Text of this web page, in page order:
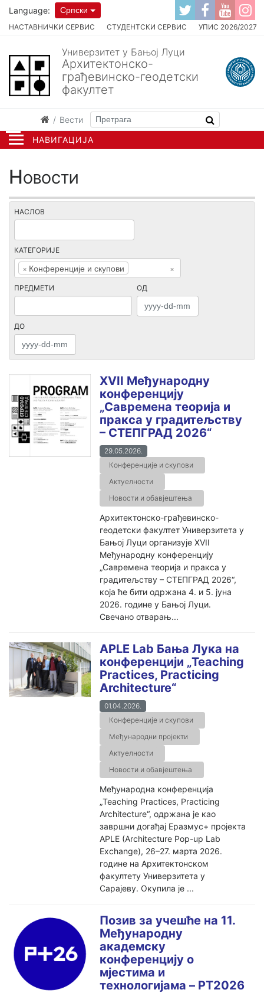
НАВИГАЦИЈА
НАСТАВНИЧКИ СЕРВИС СТУДЕНТСКИ СЕРВИС УПИС 2026/2027
Language: Српски
Универзитет у Бањој Луци
Архитектонско-
грађевинско-геодетски
факултет
Вести
Новости
НАСЛОВ
КАТЕГОРИЈЕ
×
× Конференције и скупови
ПРЕДМЕТИ ОД
ДО
XVII Међународну
конференцију
„Савремена теорија и
пракса у градитељству
– СТЕПГРАД 2026“
29.05.2026.
Конференције и скупови
Актуелности
Новости и обавјештења
Архитектонско-грађевинско-
геодетски факултет Универзитета у
Бањој Луци организује XVII
Међународну конференцију
„Савремена теорија и пракса у
градитељству – СТЕПГРАД 2026“,
која ће бити одржана 4. и 5. јуна
2026. године у Бањој Луци.
Свечано отварањ...
APLE Lab Бања Лука на
конференцији „Teaching
Practices, Practicing
Architecture“
01.04.2026.
Конференције и скупови
Међународни пројекти
Актуелности
Новости и обавјештења
Међународна конференција
„Teaching Practices, Practicing
Architecture“, одржана је као
завршни догађај Еразмус+ пројекта
APLE (Architecture Pop-up Lab
Exchange), 26–27. марта 2026.
године на Архитектонском
факултету Универзитета у
Сарајеву. Окупила је ...
Позив за учешће на 11.
Међународну
академску
конференцију о
мjестима и
технологијама – PT2026